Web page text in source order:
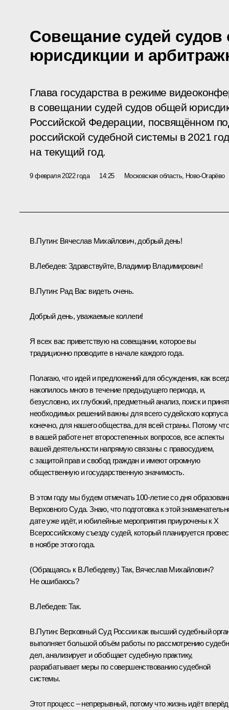
Совещание судей
юрисдикции и
Глава государства в режиме
в совещании судей судов общей
Российской Федерации, посвящённом
российской судебной системы в 2021
на текущий год.
9 февраля 2022 года 14:25 Московская область, Ново-Огарёво
В.Путин: Вячеслав Михайлович, добрый день!
В.Лебедев: Здравствуйте, Владимир Владимирович!
В.Путин: Рад Вас видеть очень.
Добрый день, уважаемые коллеги!
Я всех вас приветствую на совещании, которое вы
традиционно проводите в начале каждого года.
Полагаю, что идей и предложений для обсуждения, как
накопилось много в течение предыдущего периода, и,
безусловно, их глубокий, предметный анализ, поиск и
необходимых решений важны для всего судейского корпуса
конечно, для нашего общества, для всей страны. Потому
в вашей работе нет второстепенных вопросов, все аспекты
вашей деятельности напрямую связаны с правосудием,
с защитой прав и свобод граждан и имеют огромную
общественную и государственную значимость.
В этом году мы будем отмечать 100-летие со дня
Верховного Суда. Знаю, что подготовка к этой
дате уже идёт, и юбилейные мероприятия приурочены к X
Всероссийскому съезду судей, который планируется
в ноябре этого года.
(Обращаясь к В.Лебедеву.) Так, Вячеслав Михайлович?
Не ошибаюсь?
В.Лебедев: Так.
В.Путин: Верховный Суд России как высший судебный
выполняет большой объём работы по рассмотрению
дел, анализирует и обобщает судебную практику,
разрабатывает меры по совершенствованию судебной
системы.
Этот процесс – непрерывный, потому что жизнь идёт